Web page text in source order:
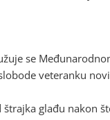
se
veteranku
glađu nakon